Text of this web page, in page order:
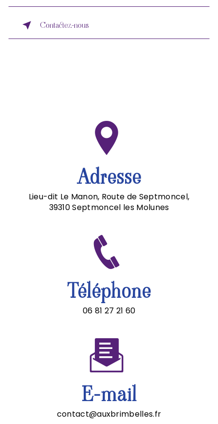
Contactez-nous
Adresse
Lieu-dit Le Manon, Route de Septmoncel,
39310 Septmoncel les Molunes
Téléphone
06 81 27 21 60
E-mail
contact@auxbrimbelles.fr